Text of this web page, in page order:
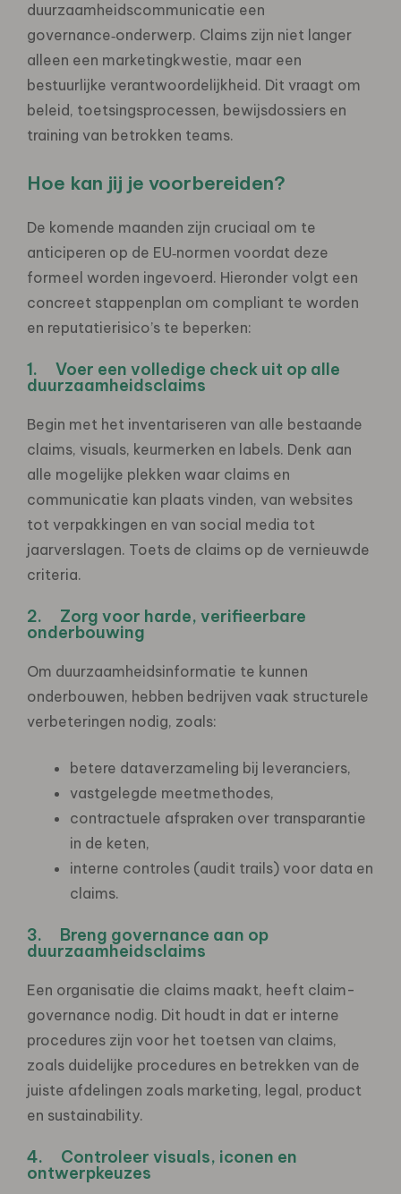
duurzaamheidscommunicatie een
governance‑onderwerp. Claims zijn niet langer
alleen een marketingkwestie, maar een
bestuurlijke verantwoordelijkheid. Dit vraagt om
beleid, toetsingsprocessen, bewijsdossiers en
training van betrokken teams.
Hoe kan jij je voorbereiden?
De komende maanden zijn cruciaal om te
anticiperen op de EU‑normen voordat deze
formeel worden ingevoerd. Hieronder volgt een
concreet stappenplan om compliant te worden
en reputatierisico’s te beperken:
1. Voer een volledige check uit op alle
duurzaamheidsclaims
Begin met het inventariseren van alle bestaande
claims, visuals, keurmerken en labels. Denk aan
alle mogelijke plekken waar claims en
communicatie kan plaats vinden, van websites
tot verpakkingen en van social media tot
jaarverslagen. Toets de claims op de vernieuwde
criteria.
2. Zorg voor harde, verifieerbare
onderbouwing
Om duurzaamheidsinformatie te kunnen
onderbouwen, hebben bedrijven vaak structurele
verbeteringen nodig, zoals:
betere dataverzameling bij leveranciers,
vastgelegde meetmethodes,
contractuele afspraken over transparantie
in de keten,
interne controles (audit trails) voor data en
claims.
3. Breng governance aan op
duurzaamheidsclaims
Een organisatie die claims maakt, heeft claim-
governance nodig. Dit houdt in dat er interne
procedures zijn voor het toetsen van claims,
zoals duidelijke procedures en betrekken van de
juiste afdelingen zoals marketing, legal, product
en sustainability.
4. Controleer visuals, iconen en
ontwerpkeuzes